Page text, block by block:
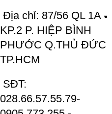
Địa chỉ: 87/56 QL 1A -
KP.2 P. HIỆP BÌNH
PHƯỚC Q.THỦ ĐỨC
TP.HCM
SĐT:
028.66.57.55.79-